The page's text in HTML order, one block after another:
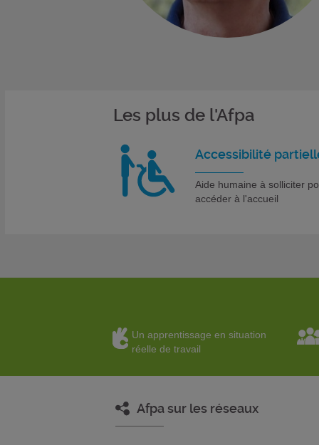
Les plus de l'Afpa
Accessibilité
Aide humaine à solliciter
accéder à l'accueil
Un apprentissage en situation
réelle de travail
Afpa sur les réseaux